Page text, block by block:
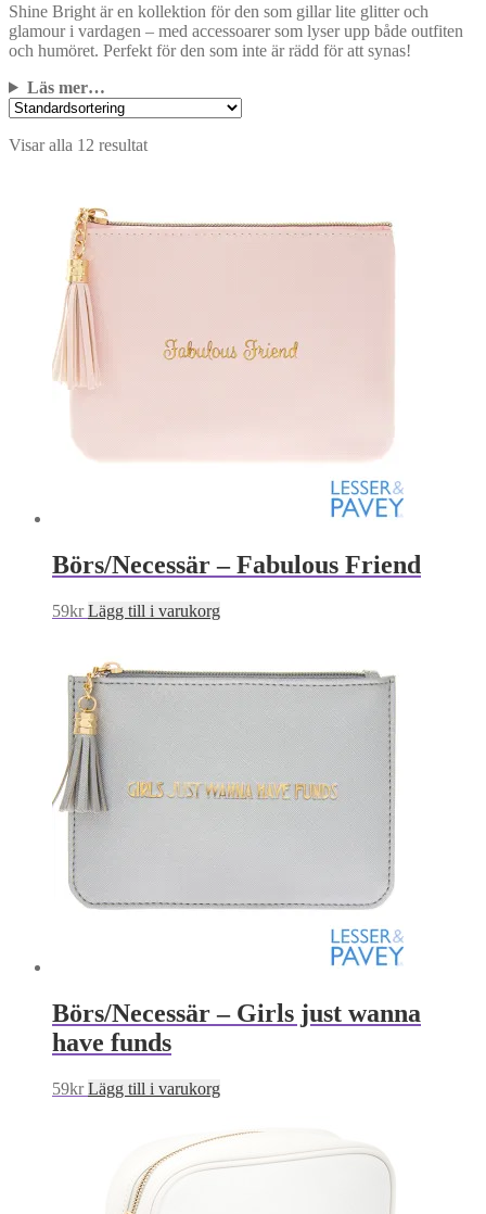
Shine Bright är en kollektion för den som gillar lite glitter och
glamour i vardagen – med accessoarer som lyser upp både outfiten
och humöret. Perfekt för den som inte är rädd för att synas!
Läs mer…
Visar alla 12 resultat
Börs/Necessär – Fabulous Friend
59kr Lägg till i varukorg
Börs/Necessär – Girls just wanna
have funds
59kr Lägg till i varukorg